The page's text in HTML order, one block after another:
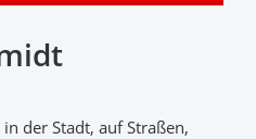
der Stadt, auf Straßen,